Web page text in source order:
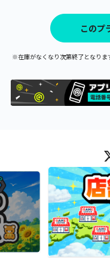
このプ
※在庫がなくなり次第終了となりま